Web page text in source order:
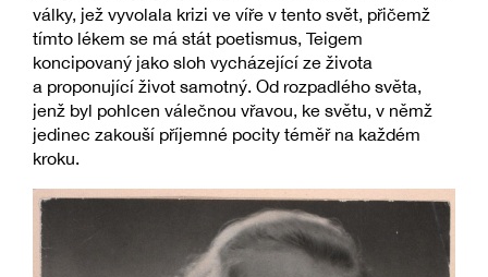
války, jež vyvolala krizi ve víře v tento svět, přičemž
tímto lékem se má stát poetismus, Teigem
koncipovaný jako sloh vycházející ze života
a proponující život samotný. Od rozpadlého světa,
jenž byl pohlcen válečnou vřavou, ke světu, v němž
jedinec zakouší příjemné pocity téměř na každém
kroku.